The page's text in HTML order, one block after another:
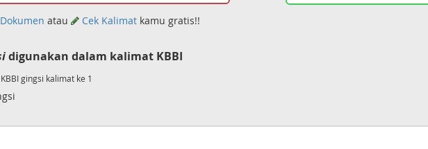
atau Cek Kalimatkamu gratis!!
digunakan dalam kalimat KBBI
gingsi kalimat ke 1